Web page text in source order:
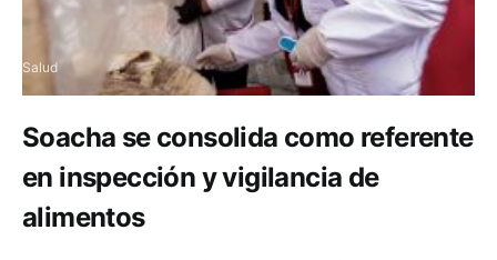
Salud
Soacha se consolida como referente
en inspección y vigilancia de
alimentos